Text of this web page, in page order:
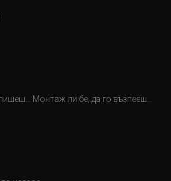
Монтаж ли бе, да го възпееш…